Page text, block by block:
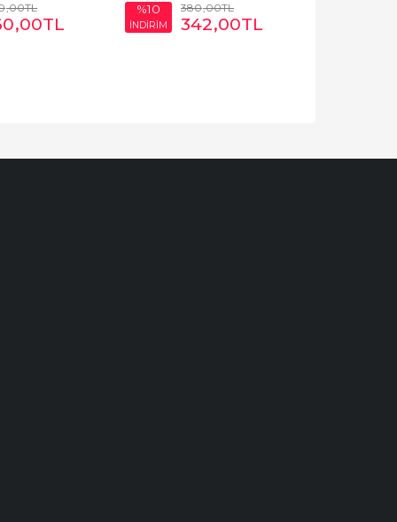
,00TL
,00TL
%10
İNDİRİM
380,00TL
342,00TL